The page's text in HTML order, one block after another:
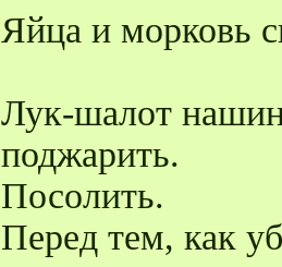
Яйца и морковь
Лук-шалот
поджарить.
Посолить.
Перед тем, как